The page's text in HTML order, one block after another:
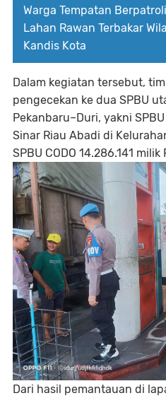
Warga Tempatan
Lahan Rawan Terbakar
Kandis Kota
Dalam kegiatan tersebut,
pengecekan ke dua SPBU
Pekanbaru–Duri, yakni SPBU
Sinar Riau Abadi di
SPBU CODO 14.286.141
Dari hasil pemantauan di